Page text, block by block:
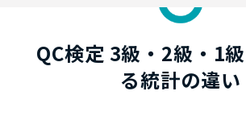
QC検定 3級・2級・1
る統計の違い